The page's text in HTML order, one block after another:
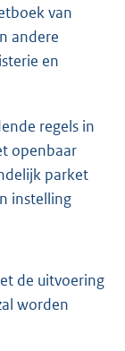
van
andere
en
regels in
openbaar
parket
instelling
de uitvoering
worden